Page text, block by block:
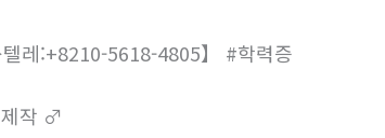
:+8210-5618-4805】 #학력증
제작 ♂